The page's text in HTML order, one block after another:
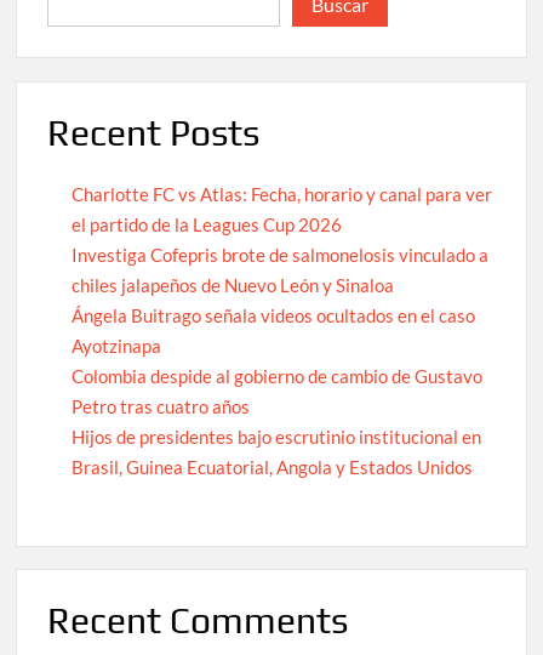
Recent Posts
Charlotte FC vs Atlas: Fecha, horario y canal para ver
el partido de la Leagues Cup 2026
Investiga Cofepris brote de salmonelosis vinculado a
chiles jalapeños de Nuevo León y Sinaloa
Ángela Buitrago señala videos ocultados en el caso
Ayotzinapa
Colombia despide al gobierno de cambio de Gustavo
Petro tras cuatro años
Hijos de presidentes bajo escrutinio institucional en
Brasil, Guinea Ecuatorial, Angola y Estados Unidos
Recent Comments